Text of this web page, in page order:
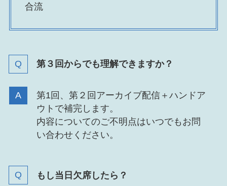
合流
第３回からでも理解できますか？
第1回、第２回アーカイブ配信＋ハンドア
ウトで補完します。
内容についてのご不明点はいつでもお問
い合わせください。
もし当日欠席したら？